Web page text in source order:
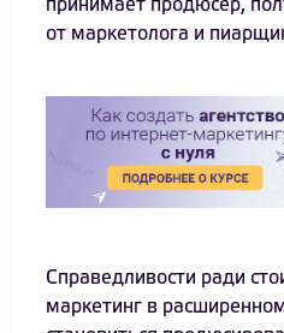
принимает продюсер,
от маркетолога и
Справедливости ради
маркетинг в